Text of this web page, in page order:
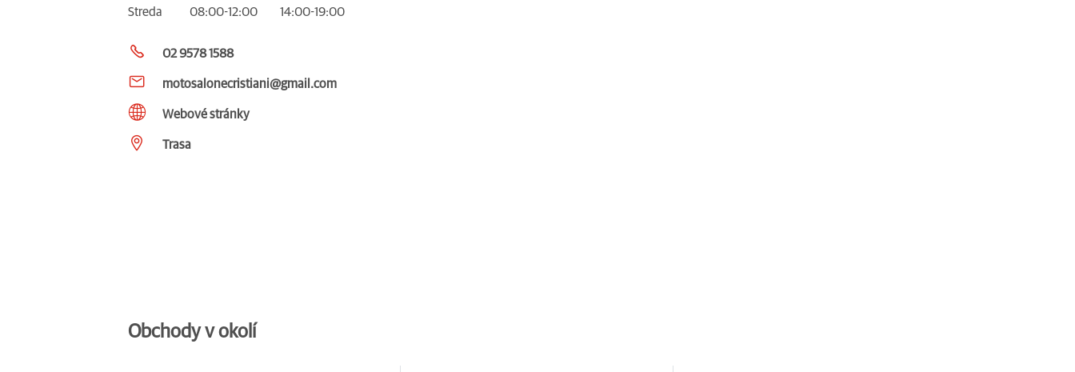
Streda
08:00-12:00 14:00-19:00
02 9578 1588
motosalonecristiani@gmail.com
Webové stránky
Trasa
Obchody v okolí